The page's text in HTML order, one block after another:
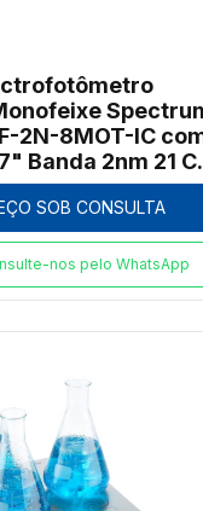
2N-8MOT-IC
Banda 2nm 21
8 Posições
SOB CONSULTA
nos pelo WhatsApp